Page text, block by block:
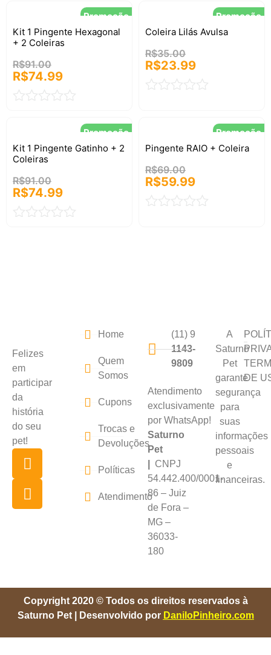
Promoção
Kit 1 Pingente Hexagonal
+ 2 Coleiras
R$91.00
R$74.99
5
Promoção
Coleira Lilás Avulsa
R$35.00
R$23.99
Promoção
Kit 1 Pingente Gatinho + 2
Coleiras
R$91.00
R$74.99
Promoção
Pingente RAIO + Coleira
R$69.00
R$59.99
Felizes
em
participar
da
história
do seu
pet!
Home
Quem
Somos
Cupons
Trocas e
Devoluções
Políticas
Atendimento
(11) 9
1143-
9809
Atendimento
exclusivamente
por WhatsApp!
Saturno
Pet
CNPJ
54.442.400/0001-
86 – Juiz
de Fora –
MG –
36033-
180
A
Saturno
Pet
garante
segurança
para
suas
informações
pessoais
e
financeiras.
DE
Copyright 2020 © Todos os direitos reservados à
Saturno Pet | Desenvolvido por DaniloPinheiro.com